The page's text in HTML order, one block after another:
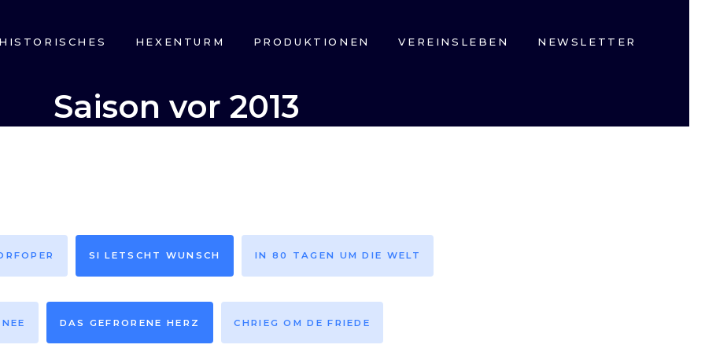
HISTORISCHES HEXENTURM PRODUKTIONEN VEREINSLEBEN NEWSLETTER
Saison vor 2013
SI LETSCHT WUNSCH IN 80 TAGEN UM DIE WELT
DAS GEFRORENE HERZ CHRIEG OM DE FRIEDE